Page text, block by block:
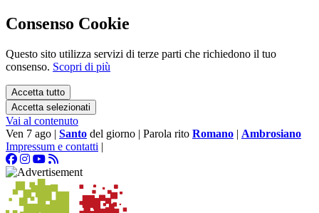
Consenso Cookie
Questo sito utilizza servizi di terze parti che richiedono il tuo
consenso. Scopri di più
Accetta tutto
Accetta selezionati
Vai al contenuto
Ven 7 ago | Santo del giorno | Parola rito Romano | Ambrosiano
Impressum e contatti |